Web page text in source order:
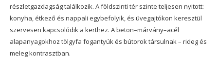
részletgazdagság találkozik. A földszinti tér szinte teljesen nyitott:
konyha, étkező és nappali egybefolyik, és üvegajtókon keresztül
szervesen kapcsolódik a kerthez. A beton–márvány–acél
alapanyagokhoz tölgyfa fogantyúk és bútorok társulnak – rideg és
meleg kontrasztban.